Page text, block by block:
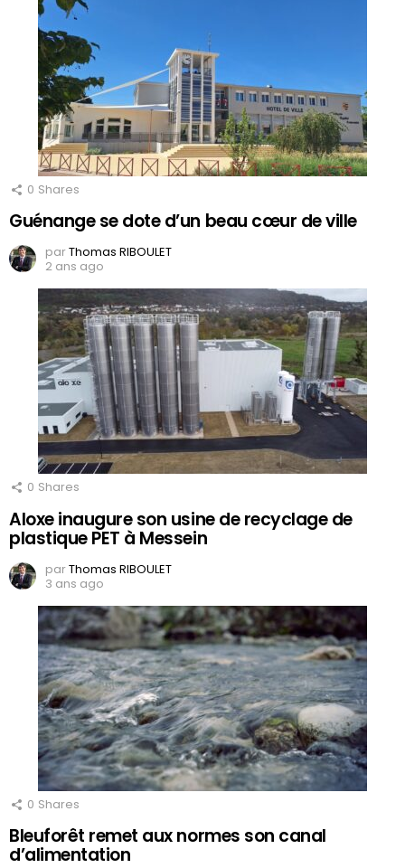
0 Shares
Guénange se dote d’un beau cœur de ville
parThomas RIBOULET
2 ans ago
0 Shares
Aloxe inaugure son usine de recyclage de
plastique PET à Messein
parThomas RIBOULET
3 ans ago
0 Shares
Bleuforêt remet aux normes son canal
d’alimentation